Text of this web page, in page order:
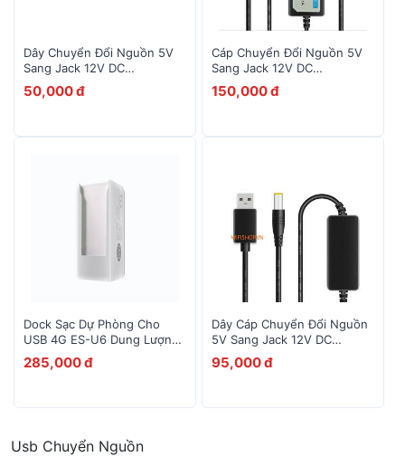
Dây Chuyển Đổi Nguồn 5V
Sang Jack 12V DC
5.5*2.1mm
50,000 đ
Cáp Chuyển Đổi Nguồn 5V
Sang Jack 12V DC
5.5*2.1mm
150,000 đ
Dock Sạc Dự Phòng Cho
USB 4G ES-U6 Dung Lượng
5200mAh
285,000 đ
Dây Cáp Chuyển Đổi Nguồn
5V Sang Jack 12V DC
5.5*2.1mm
95,000 đ
Usb Chuyển Nguồn